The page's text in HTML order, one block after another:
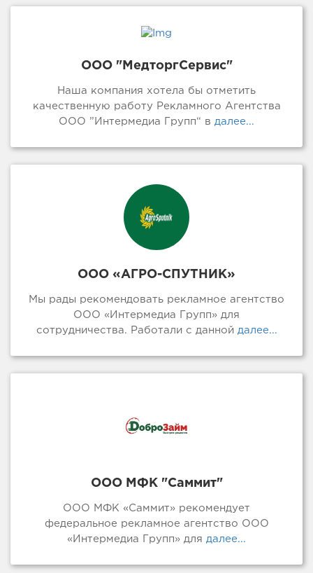
ООО "МедторгСервис"
Наша компания хотела бы отметить
качественную работу Рекламного Агентства
ООО ”Интермедиа Групп“ в далее...
ООО «АГРО-СПУТНИК»
Мы рады рекомендовать рекламное агентство
ООО «Интермедиа Групп» для
сотрудничества. Работали с даннойдалее...
ООО МФК "Саммит"
ООО МФК «Саммит» рекомендует
федеральное рекламное агентство ООО
«Интермедиа Групп» для далее...